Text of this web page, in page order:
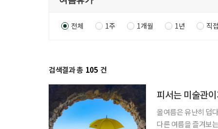
전체 1주 1개월 1년 직
검색결과 총 105 건
피서는 미술관
올여름은 유난히 덥
다른 여름을 즐겨보